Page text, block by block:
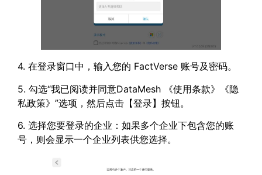
4. 在登录窗口中，输入您的 FactVerse 账号及密码。
5. 勾选“我已阅读并同意DataMesh 《使用条款》《隐
私政策》”选项，然后点击【登录】按钮。
6. 选择您要登录的企业：如果多个企业下包含您的账
号，则会显示一个企业列表供您选择。